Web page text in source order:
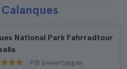
National Park Fahrradtour
918 bewertungen